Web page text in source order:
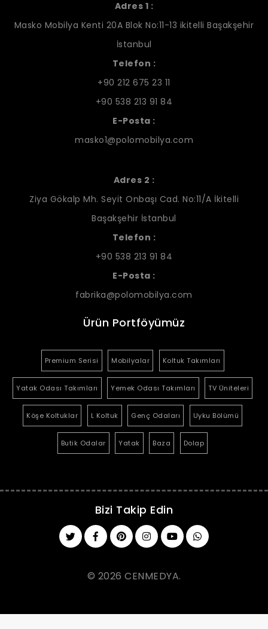
Adres 1 :
Masko Mobilya Kenti 20A Blok No:11-13 ikitelli Başakşehir
İstanbul
Telefon :
+90 212 675 23 11
+90 538 213 91 84
E-Posta :
masko1@polomobilya.com
Adres 2 :
Ziya Gökalp Mh. Seyit Onbaşı Cad. No:11/A İkitelli
Başakşehir İstanbul
Telefon :
+90 538 213 91 84
E-Posta :
fabrika@polomobilya.com
Ürün Portföyümüz
Premium Serisi Mobilyalar Koltuk Takımları
Yatak Odası Takımları Yemek Odası Takımları TV Üniteleri
Köşe Koltuklar L Koltuk Genç Odaları Uyku Bölümü
Butik Odalar Yatak Baza Dolap
Bizi Takip Edin
© 2026 CENMEDYA.